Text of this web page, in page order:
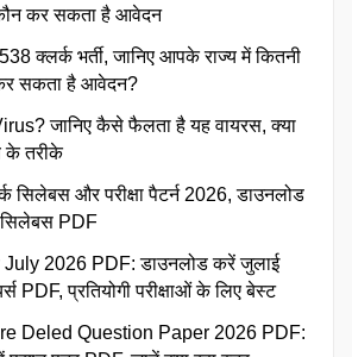
कौन कर सकता है आवेदन
क्लर्क भर्ती, जानिए आपके राज्य में कितनी
सकता है आवेदन?
जानिए कैसे फैलता है यह वायरस, क्या
के तरीके
सिलेबस और परीक्षा पैटर्न 2026, डाउनलोड
सिलेबस PDF
2026 PDF: डाउनलोड करें जुलाई
PDF, प्रतियोगी परीक्षाओं के लिए बेस्ट
Deled Question Paper 2026 PDF: